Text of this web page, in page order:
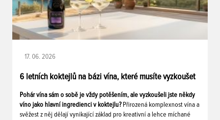
17. 06. 2026
6 letních koktejlů na bázi vína, které musíte vyzkoušet
Pohár vína sám o sobě je vždy potěšením, ale vyzkoušeli jste někdy
víno jako hlavní ingredienci v koktejlu? Přirozená komplexnost vína a
svěžest z něj dělají vynikající základ pro kreativní a lehce míchané